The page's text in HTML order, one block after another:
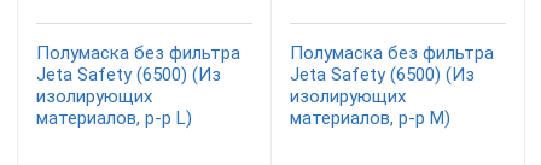
Полумаска без фильтра
Jeta Safety (6500) (Из
изолирующих
материалов, р-р L)
Полумаска без фильтра
Jeta Safety (6500) (Из
изолирующих
материалов, р-р М)